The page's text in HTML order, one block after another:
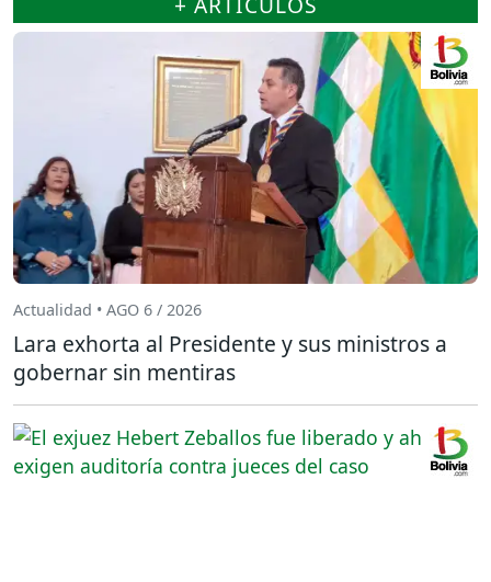
Actualidad • AGO 6 / 2026
Lara exhorta al Presidente y sus ministros a
gobernar sin mentiras